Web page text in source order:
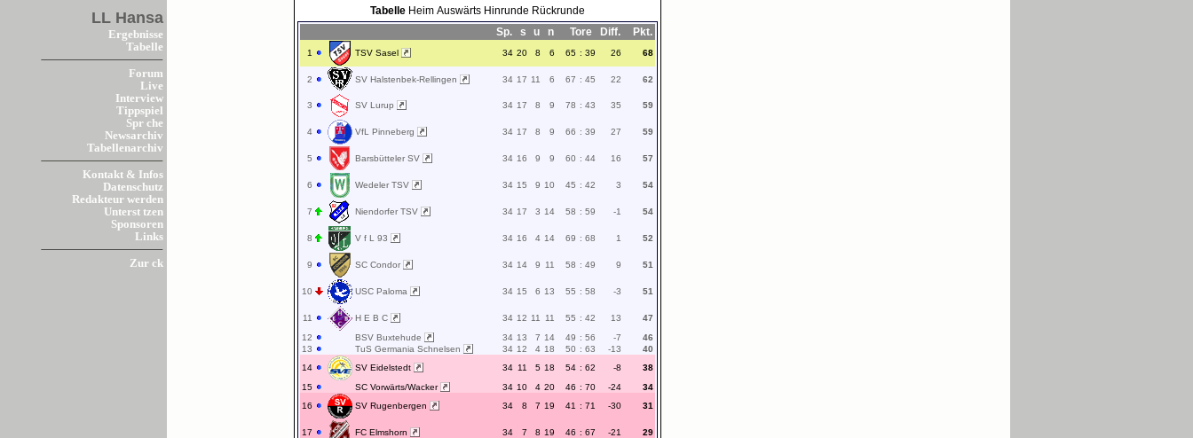
LL Hansa
Ergebnisse
Tabelle
Forum
Live
Interview
Tippspiel
Spr che
Newsarchiv
Tabellenarchiv
Kontakt & Infos
Datenschutz
Redakteur werden
Unterst tzen
Sponsoren
Links
Zur ck
Tabelle Heim Auswärts Hinrunde Rückrunde
Sp.
s u n Tore Diff. Pkt.
1 TSV Sasel 34 20 8 6 65 : 39 26 68
2 SV Halstenbek-Rellingen 34 17 11 6 67 : 45 22 62
3 SV Lurup 34 17 8 9 78 : 43 35 59
4 VfL Pinneberg 34 17 8 9 66 : 39 27 59
5 Barsbütteler SV 34 16 9 9 60 : 44 16 57
6 Wedeler TSV 34 15 9 10 45 : 42 3 54
7 Niendorfer TSV 34 17 3 14 58 : 59 -1 54
8 V f L 93 34 16 4 14 69 : 68 1 52
9 SC Condor 34 14 9 11 58 : 49 9 51
10 USC Paloma 34 15 6 13 55 : 58 -3 51
11 H E B C 34 12 11 11 55 : 42 13
47
12
BSV Buxtehude 34 13 7 14 49 : 56 -7
46
13
TuS Germania Schnelsen 34 12 4 18 50 : 63 -13
40
14
SV Eidelstedt 34 11 5 18 54 : 62 -8
38
15
SC Vorwärts/Wacker 34 10 4 20 46 : 70 -24
34
16
SV Rugenbergen 34 8 7 19 41 : 71 -30 31
17 FC Elmshorn 34 7 8 19 46 : 67 -21 29